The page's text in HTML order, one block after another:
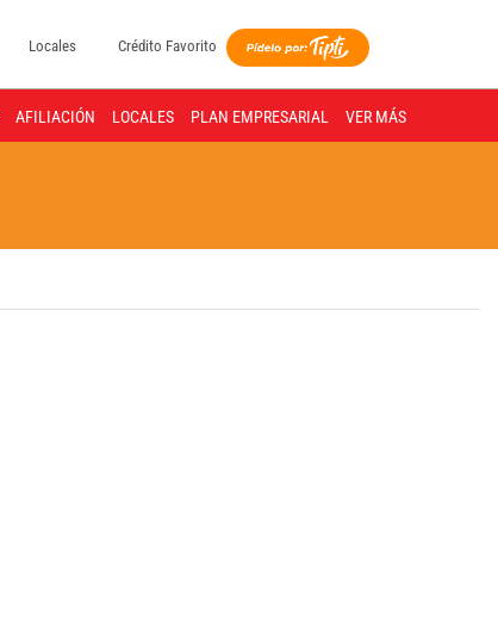
Locales Crédito Favorito
AFILIACIÓN LOCALES PLAN EMPRESARIAL VER MÁS